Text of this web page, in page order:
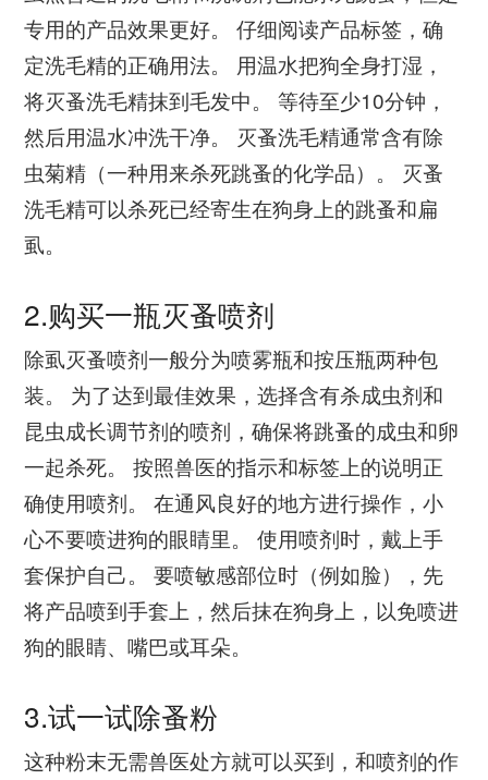
专用的产品效果更好。 仔细阅读产品标签，确
定洗毛精的正确用法。 用温水把狗全身打湿，
将灭蚤洗毛精抹到毛发中。 等待至少10分钟，
然后用温水冲洗干净。 灭蚤洗毛精通常含有除
虫菊精（一种用来杀死跳蚤的化学品）。 灭蚤
洗毛精可以杀死已经寄生在狗身上的跳蚤和扁
虱。
2.购买一瓶灭蚤喷剂
除虱灭蚤喷剂一般分为喷雾瓶和按压瓶两种包
装。 为了达到最佳效果，选择含有杀成虫剂和
昆虫成长调节剂的喷剂，确保将跳蚤的成虫和卵
一起杀死。 按照兽医的指示和标签上的说明正
确使用喷剂。 在通风良好的地方进行操作，小
心不要喷进狗的眼睛里。 使用喷剂时，戴上手
套保护自己。 要喷敏感部位时（例如脸），先
将产品喷到手套上，然后抹在狗身上，以免喷进
狗的眼睛、嘴巴或耳朵。
3.试一试除蚤粉
这种粉末无需兽医处方就可以买到，和喷剂的作